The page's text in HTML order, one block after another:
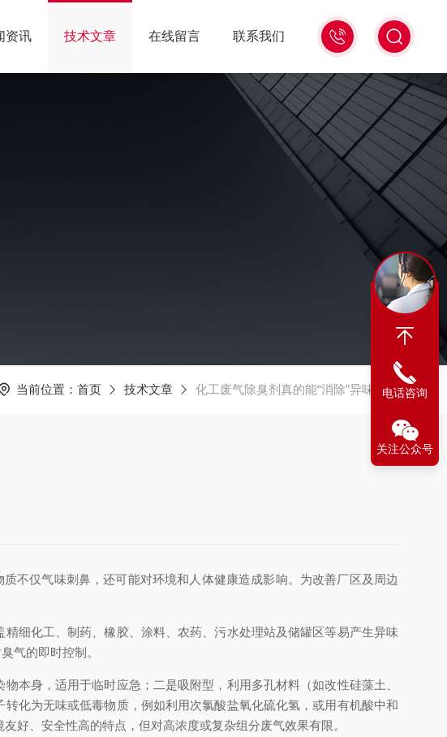
010-
84682268
资讯 技术文章 在线留言 联系我们
当前位置： 首页 技术文章 化工废气除臭剂真的能“消除”异味吗？
仅气味刺鼻，还可能对环境和人体健康造成影响。为改善厂区及周边
细化工、制药、橡胶、涂料、农药、污水处理站及储罐区等易产生异味
气的即时控制。
身，适用于临时应急；二是吸附型，利用多孔材料（如改性硅藻土、
化为无味或低毒物质，例如利用次氯酸盐氧化硫化氢，或用有机酸中和
好、安全性高的特点，但对高浓度或复杂组分废气效果有限。
电话咨询
关注公众号